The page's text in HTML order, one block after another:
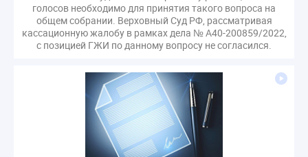
голосов необходимо для принятия такого вопроса на
общем собрании. Верховный Суд РФ, рассматривая
кассационную жалобу в рамках дела № А40-200859/2022,
с позицией ГЖИ по данному вопросу не согласился.